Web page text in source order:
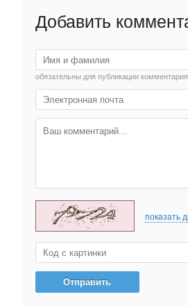
Добавить
обязательны для публикации комментария
показать